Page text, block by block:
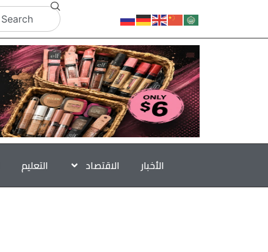
الأخبار الاقتصاد التعليم